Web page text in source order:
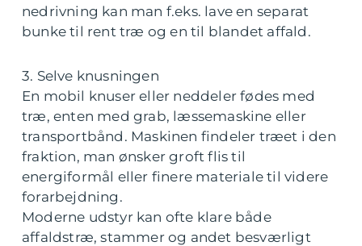
nedrivning kan man f.eks. lave en separat
bunke til rent træ og en til blandet affald.
3. Selve knusningen
En mobil knuser eller neddeler fødes med
træ, enten med grab, læssemaskine eller
transportbånd. Maskinen findeler træet i den
fraktion, man ønsker groft flis til
energiformål eller finere materiale til videre
forarbejdning.
Moderne udstyr kan ofte klare både
affaldstræ, stammer og andet besværligt